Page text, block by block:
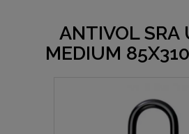
ANTIVOL SRA
MEDIUM